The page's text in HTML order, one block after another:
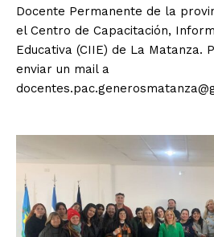
Docente Permanente de la
el Centro de Capacitación,
Educativa (CIIE) de La Matanza.
enviar un mail a